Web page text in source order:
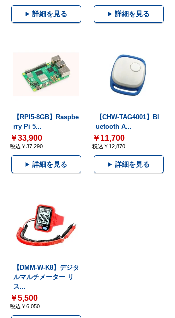
詳細を見る 詳細を見る
【RPI5-8GB】Raspbe
rry Pi 5...
￥33,900
税込￥37,290
詳細を見る
【CHW-TAG4001】Bl
uetooth A...
￥11,700
税込￥12,870
詳細を見る
【DMM-W-K8】デジタ
ルマルチメーター リ
ス...
￥5,500
税込￥6,050